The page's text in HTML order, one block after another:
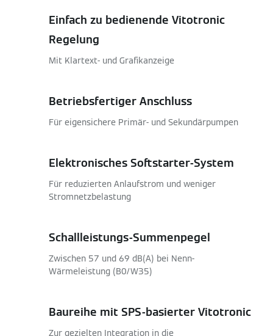
Einfach zu bedienende Vitotronic
Regelung
Mit Klartext- und Grafikanzeige
Betriebsfertiger Anschluss
Für eigensichere Primär- und Sekundärpumpen
Elektronisches Softstarter-System
Für reduzierten Anlaufstrom und weniger
Stromnetzbelastung
Schallleistungs-Summenpegel
Zwischen 57 und 69 dB(A) bei Nenn-
Wärmeleistung (B0/W35)
Baureihe mit SPS-basierter Vitotronic
Zur gezielten Integration in die